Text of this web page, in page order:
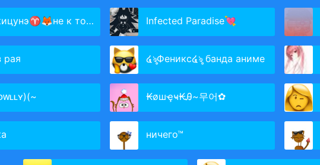
к то не навидит Infected Paradise💘
рая ໔ৡФеникс໔ৡ банда аниме
₭øшҿҹ₭Ꭿ~무어✿
ничего™